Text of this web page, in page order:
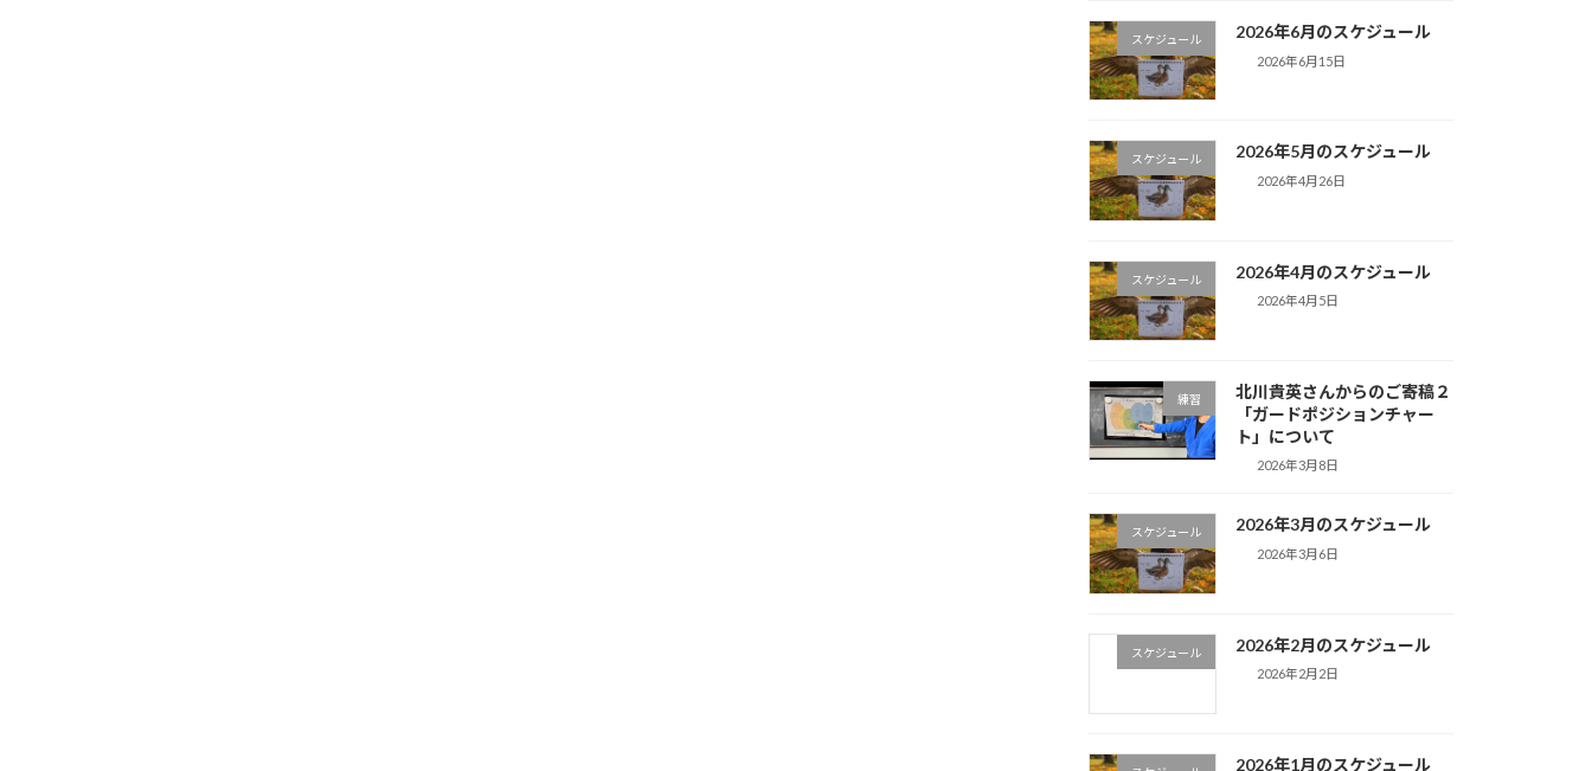
スケジュール 2026年6月のスケジュール
2026年6月15日
スケジュール 2026年5月のスケジュール
2026年4月26日
スケジュール 2026年4月のスケジュール
2026年4月5日
練習
北川貴英さんからのご寄稿２
「ガードポジションチャー
ト」について
2026年3月8日
スケジュール 2026年3月のスケジュール
2026年3月6日
スケジュール 2026年2月のスケジュール
2026年2月2日
2026年1月のスケジュール